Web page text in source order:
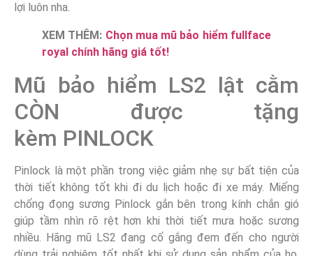
lợi luôn nha.
XEM THÊM: Chọn mua mũ bảo hiểm fullface
royal chính hãng giá tốt!
Mũ bảo hiểm LS2 lật cằm
CÒN được tặng
kèm PINLOCK
Pinlock là một phần trong việc giảm nhẹ sự bất tiện của
thời tiết không tốt khi đi du lịch hoặc đi xe máy. Miếng
chống đọng sương Pinlock gắn bên trong kính chắn gió
giúp tầm nhìn rõ rệt hơn khi thời tiết mưa hoặc sương
nhiều. Hãng mũ LS2 đang cố gắng đem đến cho người